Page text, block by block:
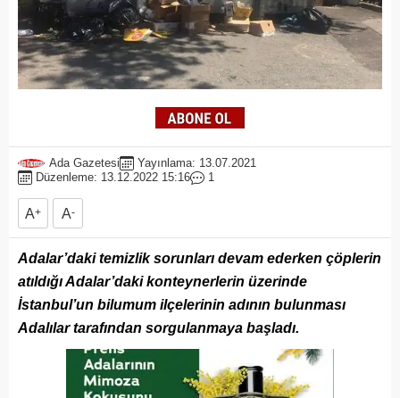
Ada Gazetesi
Yayınlama: 13.07.2021
Düzenleme: 13.12.2022 15:16
1
A+ A-
Adalar’daki temizlik sorunları devam ederken çöplerin
atıldığı Adalar’daki konteynerlerin üzerinde
İstanbul’un bilumum ilçelerinin adının bulunması
Adalılar tarafından sorgulanmaya başladı.